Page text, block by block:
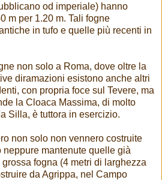
od imperiale) hanno
m per 1.20 m. Tali fogne
in tufo e quelle più recenti in
non solo a Roma, dove oltre la
diramazioni esistono anche altri
con propria foce sul Tevere, ma
la Cloaca Massima, di molto
Silla, è tuttora in esercizio.
non solo non vennero costruite
neppure mantenute quelle già
grossa fogna (4 metri di larghezza
da Agrippa, nel Campo